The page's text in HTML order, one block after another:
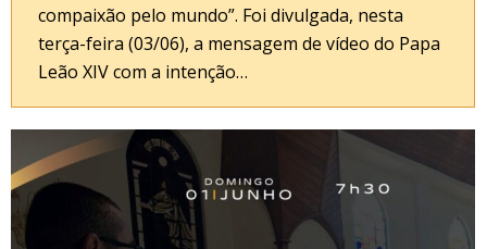
compaixão pelo mundo”. Foi divulgada, nesta
terça-feira (03/06), a mensagem de vídeo do Papa
Leão XIV com a intenção…